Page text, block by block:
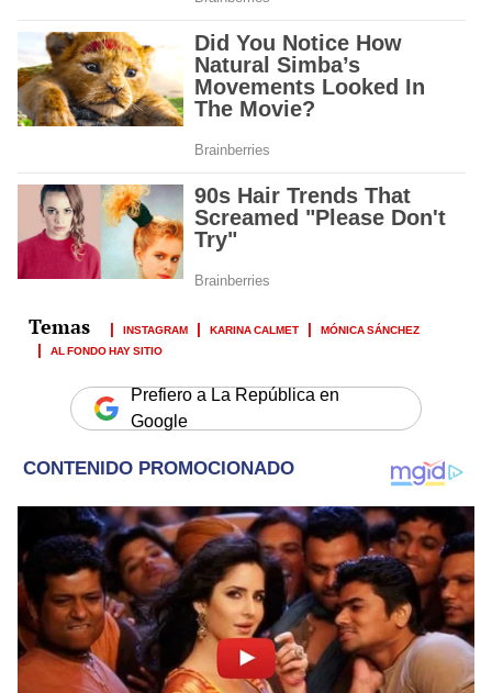
INSTAGRAM KARINA CALMET
MÓNICA SÁNCHEZ
AL FONDO HAY SITIO
Prefiero a La República en
Google